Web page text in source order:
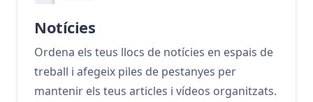
Notícies
Ordena els teus llocs de notícies en espais de
treball i afegeix piles de pestanyes per
mantenir els teus articles i vídeos organitzats.